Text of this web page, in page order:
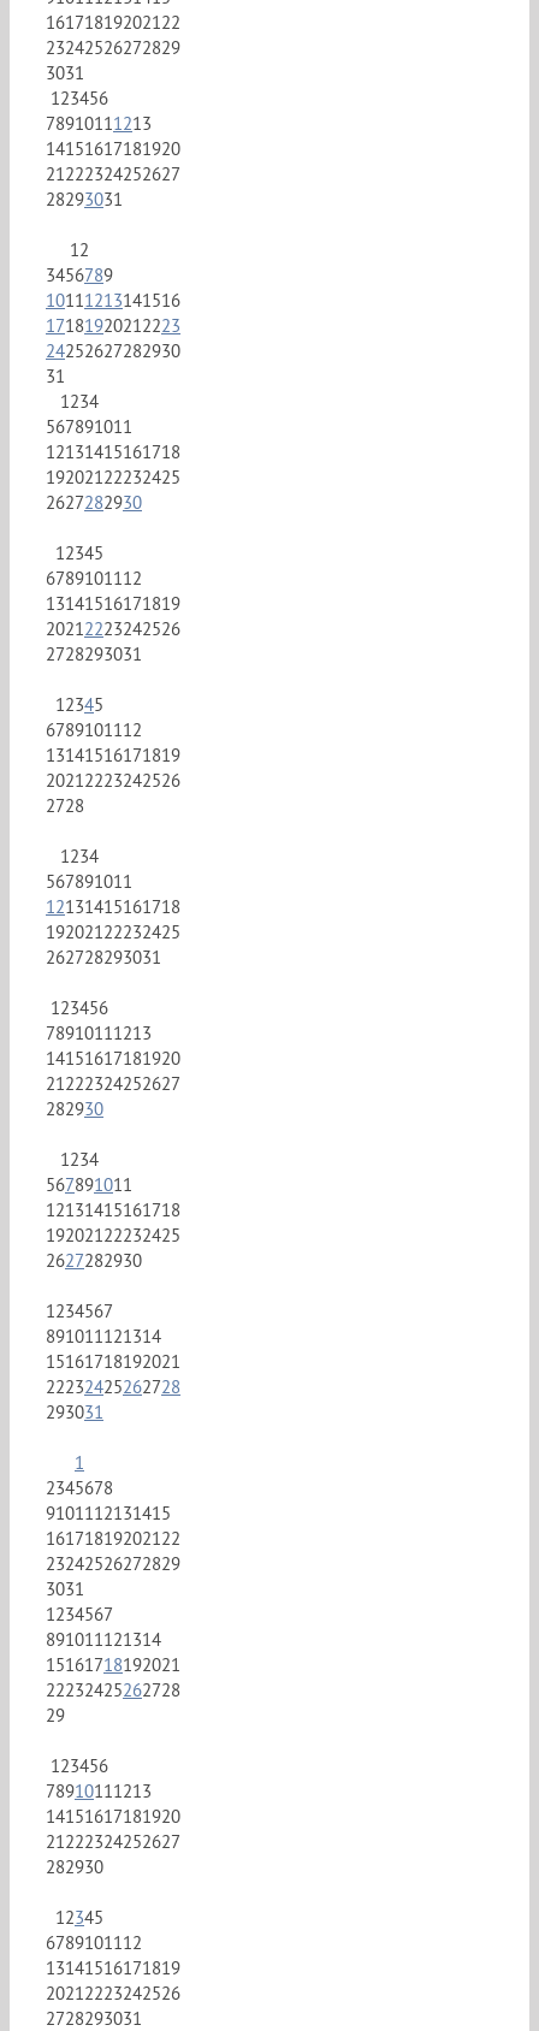
161718192021 22
23242526272829
3031
1 23456
7891011 1213
14151617181920
21 222324252627
28293031
1 2
3456789
1011 1213141516
1718192021 2223
24252627282930
31
1 234
567891011
12131415161718
192021 22232425
2627282930
1 2345
67891011 12
13141516171819
2021 2223242526
2728293031
1 2345
67891011 12
13141516171819
2021 2223242526
2728
1 234
567891011
12131415161718
192021 22232425
262728293031
1 23456
7891011 1213
14151617181920
21 222324252627
282930
1 234
567891011
12131415161718
192021 22232425
2627282930
1 234567
891011 121314
15161718192021
22232425262728
293031
1
2345678
91011 12131415
161718192021 22
23242526272829
3031
1 234567
891011 121314
15161718192021
22232425262728
29
1 23456
7891011 1213
14151617181920
21 222324252627
282930
1 2345
67891011 12
13141516171819
2021 2223242526
2728293031